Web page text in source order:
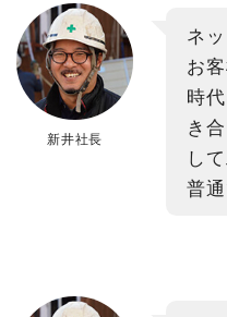
新井社長
ネ
お
時
き
し
普通